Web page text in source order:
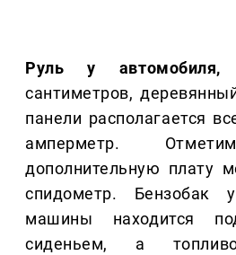
Руль у автомобиля,
сантиметров,
панели располагается
амперметр.
дополнительную плату
спидометр. Бензобак
машины находится
сиденьем, а